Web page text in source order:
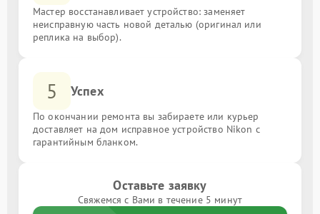
Мастер восстанавливает устройство: заменяет
неисправную часть новой деталью (оригинал или
реплика на выбор).
5 Успех
По окончании ремонта вы забираете или курьер
доставляет на дом исправное устройство Nikon с
гарантийным бланком.
Оставьте заявку
Свяжемся с Вами в течение 5 минут